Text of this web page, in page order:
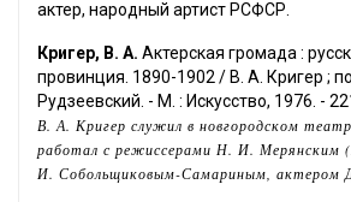
актер, народный артист РСФСР.
Кригер, В. А. Актерская громада :
провинция. 1890-1902 / В. А. Кригер ;
Рудзеевский. - М. : Искусство, 1976. -
В. А. Кригер служил в новгородском
работал с режиссерами Н. И. Мерянским
И. Собольщиковым-Самариным, актером